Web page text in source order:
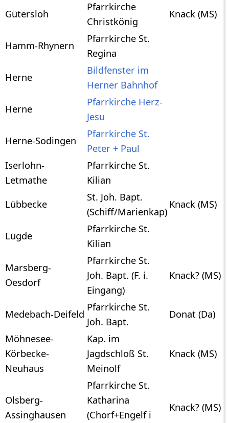
Gütersloh
Pfarrkirche
Christkönig
Knack (MS)
Hamm-Rhynern
Pfarrkirche St.
Regina
Herne
Bildfenster im
Herner Bahnhof
Herne
Pfarrkirche Herz-
Jesu
Herne-Sodingen
Pfarrkirche St.
Peter + Paul
Iserlohn-
Letmathe
Pfarrkirche St.
Kilian
Lübbecke
St. Joh. Bapt.
(Schiff/Marienkap)
Knack (MS)
Lügde
Pfarrkirche St.
Kilian
Marsberg-
Oesdorf
Pfarrkirche St.
Joh. Bapt. (F. i.
Eingang)
Knack? (MS)
Medebach-Deifeld
Pfarrkirche St.
Joh. Bapt.
Donat (Da)
Möhnesee-
Körbecke-
Neuhaus
Kap. im
Jagdschloß St.
Meinolf
Knack (MS)
Olsberg-
Assinghausen
Pfarrkirche St.
Katharina
(Chorf+Engelf i
Knack? (MS)